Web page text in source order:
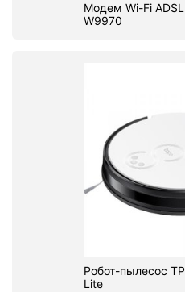
Модем Wi-Fi
W9970
Робот-пылесос
Lite